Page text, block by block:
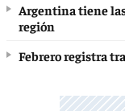
Argentina tiene
región
Febrero registra